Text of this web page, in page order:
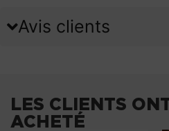
Avis clients
LES CLIENTS
ACHETÉ